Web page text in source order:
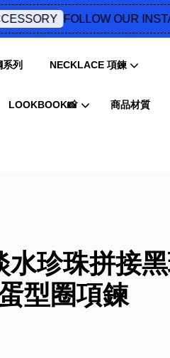
FOLLOW OUR
列 NECKLACE 項鍊
LOOKBOOK📸 商品材質
水珍珠拼接
型圈項鍊